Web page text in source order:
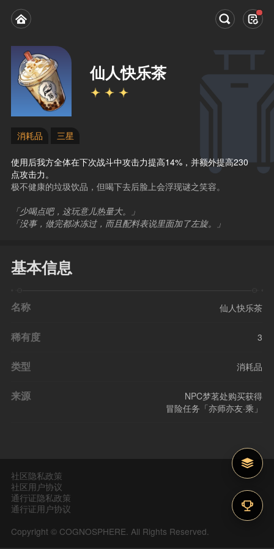
仙人快乐茶
消耗品 三星
使用后我方全体在下次战斗中攻击力提高14%，并额外提高230
点攻击力。
极不健康的垃圾饮品，但喝下去后脸上会浮现谜之笑容。
「少喝点吧，这玩意儿热量大。」
「没事，做完都冰冻过，而且配料表说里面加了左旋。」
基本信息
名称 仙人快乐茶
稀有度 3
类型 消耗品
来源
NPC梦茗处购买获得
冒险任务「亦师亦友·乘」
社区隐私政策
社区用户协议
通行证隐私政策
通行证用户协议
Copyright © COGNOSPHERE. All Rights Reserved.